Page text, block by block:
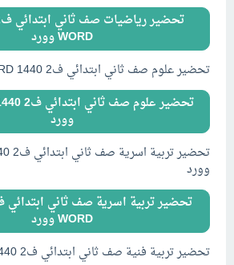
WORD وورد
تحضير علوم صف ثاني ابتدائي ف2 1440 PDF WORD وورد
وورد
وورد
WORD وورد
تحضير تربية فنية صف ثاني ابتدائي ف2 1440 PDF WORD وورد